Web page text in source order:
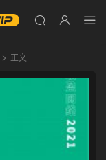
正文